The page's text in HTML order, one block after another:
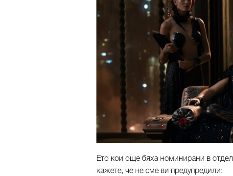
Ето кои още бяха номинирани в
кажете, че не сме ви предупредили: